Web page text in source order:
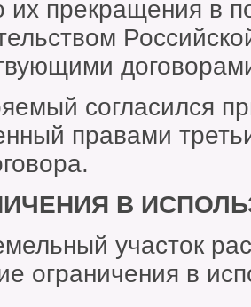
их прекращения в
согласился
правами
В
участок
ограничения в